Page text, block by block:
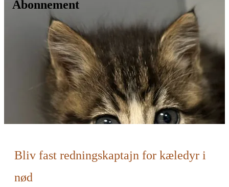
Abonnement
Bliv fast redningskaptajn for kæledyr i
nød